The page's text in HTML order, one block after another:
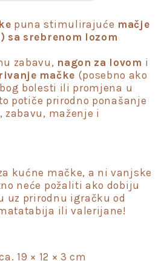
puna stimulirajuće mačje
sa srebrenom lozom
zabavu, nagon za lovom i
mačke (posebno ako
bolesti ili promjena u
potiče prirodno ponašanje
zabavu, maženje i
kućne mačke, a ni vanjske
neće požaliti ako dobiju
uz prirodnu igračku od
ili valerijane!
19 × 12 × 3 cm